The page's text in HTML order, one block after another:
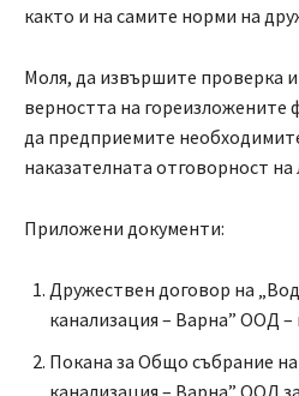
както и на самите норми на
Моля, да извършите проверка
верността на гореизложените
да предприемите
наказателната отговорност
Приложени документи:
Дружествен договор на
канализация – Варна” ООД –
Покана за Общо събрание